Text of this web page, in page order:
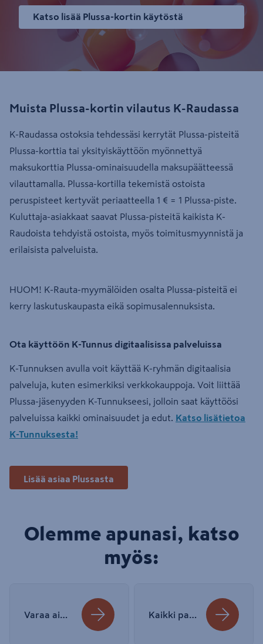
Katso lisää Plussa-kortin käytöstä
Muista Plussa-kortin vilautus K-Raudassa
K-Raudassa ostoksia tehdessäsi kerrytät Plussa-pisteitä
Plussa-korttia tai yksityiskäyttöön myönnettyä
maksukorttia Plussa-ominaisuudella maksupäätteessä
vilauttamalla. Plussa-kortilla tekemistä ostoista
peruspisteet kertyvät periaatteella 1 € = 1 Plussa-piste.
Kuluttaja-asiakkaat saavat Plussa-pisteitä kaikista K-
Raudoista tehdyistä ostoista, myös toimitusmyynnistä ja
erilaisista palveluista.
HUOM! K-Rauta-myymälöiden osalta Plussa-pisteitä ei
kerry laskutuskaupasta eikä sopimusalennuksista.
Ota käyttöön K-Tunnus digitaalisissa palveluissa
K-Tunnuksen avulla voit käyttää K-ryhmän digitaalisia
palveluja, kuten esimerkiksi verkkokauppoja. Voit liittää
Plussa-jäsenyyden K-Tunnukseesi, jolloin saat käyttöösi
palveluissa kaikki ominaisuudet ja edut. Katso lisätietoa
K-Tunnuksesta!
Lisää asiaa Plussasta
Olemme apunasi, katso
myös: